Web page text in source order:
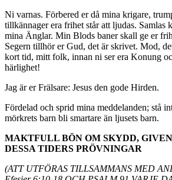
Ni varnas. Förbered er då mina krigare,
tillkännager era frihet står att ljudas. Samlas
mina Änglar. Min Blods baner skall ge er
Segern tillhör er Gud, det är skrivet. Mod,
kort tid, mitt folk, innan ni ser era Konung
härlighet!
Jag är er Frälsare: Jesus den gode Hirden.
Fördelad och sprid mina meddelanden; stå
mörkrets barn bli smartare än ljusets barn.
MAKTFULL BÖN OM SKYDD,
DESSA TIDERS PRÖVNINGAR
(ATT UTFÖRAS TILLSAMMANS MED